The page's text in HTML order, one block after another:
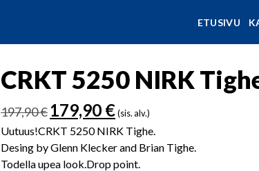
ETUSIVU
CRKT 5250 NIRK
197,90€ Alkuperäinen
hinta
oli:
197,90 €.
179,90 €Nykyinen
hinta
on:
179,90 €.
(sis. alv.)
Uutuus!CRKT 5250 NIRK Tighe.
Desing by Glenn Klecker and Brian Tighe.
Todella upea look.Drop point.